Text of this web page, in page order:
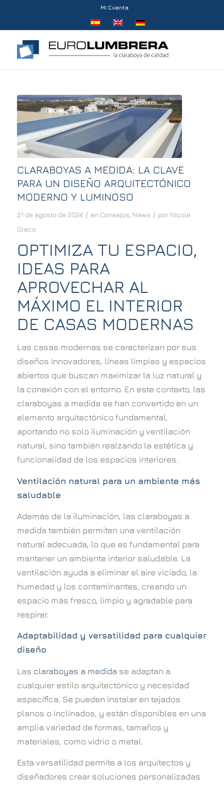
Mi Cuenta
CLARABOYAS A MEDIDA: LA CLAVE
PARA UN DISEÑO ARQUITECTÓNICO
MODERNO Y LUMINOSO
21 de agosto de 2024 / en Consejos News / por Nicole
Greco
OPTIMIZA TU ESPACIO,
IDEAS PARA
APROVECHAR AL
MÁXIMO EL INTERIOR
DE CASAS MODERNAS
Las casas modernas se caracterizan por sus
diseños innovadores, líneas limpias y espacios
abiertos que buscan maximizar la luz natural y
la conexión con el entorno. En este contexto, las
claraboyas a medida se han convertido en un
elemento arquitectónico fundamental,
aportando no solo iluminación y ventilación
natural, sino también realzando la estética y
funcionalidad de los espacios interiores.
Ventilación natural para un ambiente más
saludable
Además de la iluminación, las claraboyas a
medida también permiten una ventilación
natural adecuada, lo que es fundamental para
mantener un ambiente interior saludable. La
ventilación ayuda a eliminar el aire viciado, la
humedad y los contaminantes, creando un
espacio más fresco, limpio y agradable para
respirar.
Adaptabilidad y versatilidad para cualquier
diseño
Las claraboyas a medida se adaptan a
cualquier estilo arquitectónico y necesidad
específica. Se pueden instalar en tejados
planos o inclinados, y están disponibles en una
amplia variedad de formas, tamaños y
materiales, como vidrio o metal.
Esta versatilidad permite a los arquitectos y
diseñadores crear soluciones personalizadas